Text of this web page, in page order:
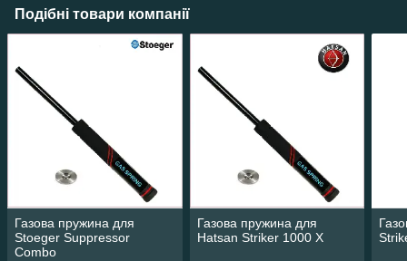
Подібні товари компанії
Газова пружина для
Stoeger Suppressor
Combo
Газова пружина для
Hatsan Striker 1000 X